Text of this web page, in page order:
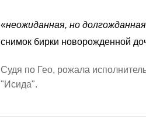
«неожиданная, но
снимок бирки новорожденной
Судя по Гео, рожала
"Исида".